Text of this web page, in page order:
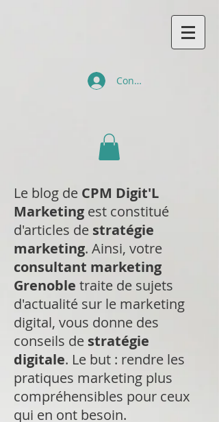
Connexion
Le blog de CPM Digit'L
Marketing est constitué
d'articles de stratégie
marketing. Ainsi, votre
consultant marketing
Grenoble traite de sujets
d'actualité sur le marketing
digital, vous donne des
conseils de stratégie
digitale. Le but : rendre les
pratiques marketing plus
compréhensibles pour ceux
qui en ont besoin.